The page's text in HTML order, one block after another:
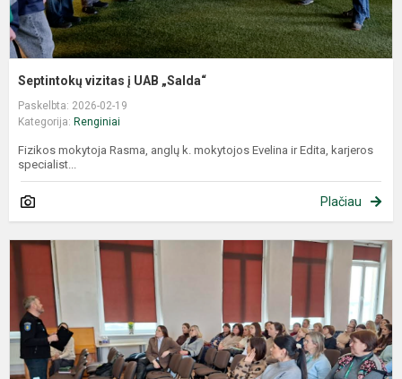
Septintokų vizitas į UAB „Salda“
Paskelbta: 2026-02-19
Kategorija: Renginiai
Fizikos mokytoja Rasma, anglų k. mokytojos Evelina ir Edita, karjeros
specialist...
Plačiau